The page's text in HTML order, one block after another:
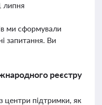
липня
ми сформували
запитання. Ви
реєстру
центри підтримки, як